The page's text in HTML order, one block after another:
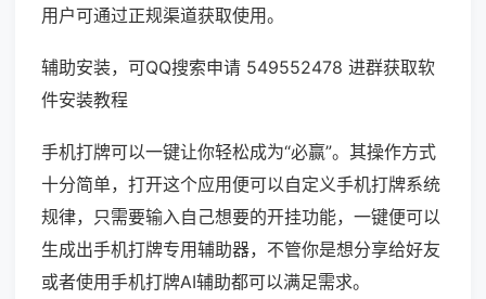
用户可通过正规渠道获取使用。
辅助安装，可QQ搜索申请 549552478 进群获取软
件安装教程
手机打牌可以一键让你轻松成为“必赢”。其操作方式
十分简单，打开这个应用便可以自定义手机打牌系统
规律，只需要输入自己想要的开挂功能，一键便可以
生成出手机打牌专用辅助器，不管你是想分享给好友
或者使用手机打牌AI辅助都可以满足需求。